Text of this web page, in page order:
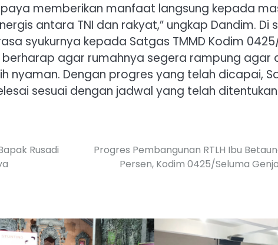
memberikan manfaat langsung kepada
antara TNI dan rakyat,” ungkap Dandim. Di
syukurnya kepada Satgas TMMD Kodim
agar rumahnya segera rampung agar
nyaman. Dengan progres yang telah dicapai,
sesuai dengan jadwal yang telah
Rusadi
Progres Pembangunan RTLH Ibu
Persen, Kodim 0425/Seluma